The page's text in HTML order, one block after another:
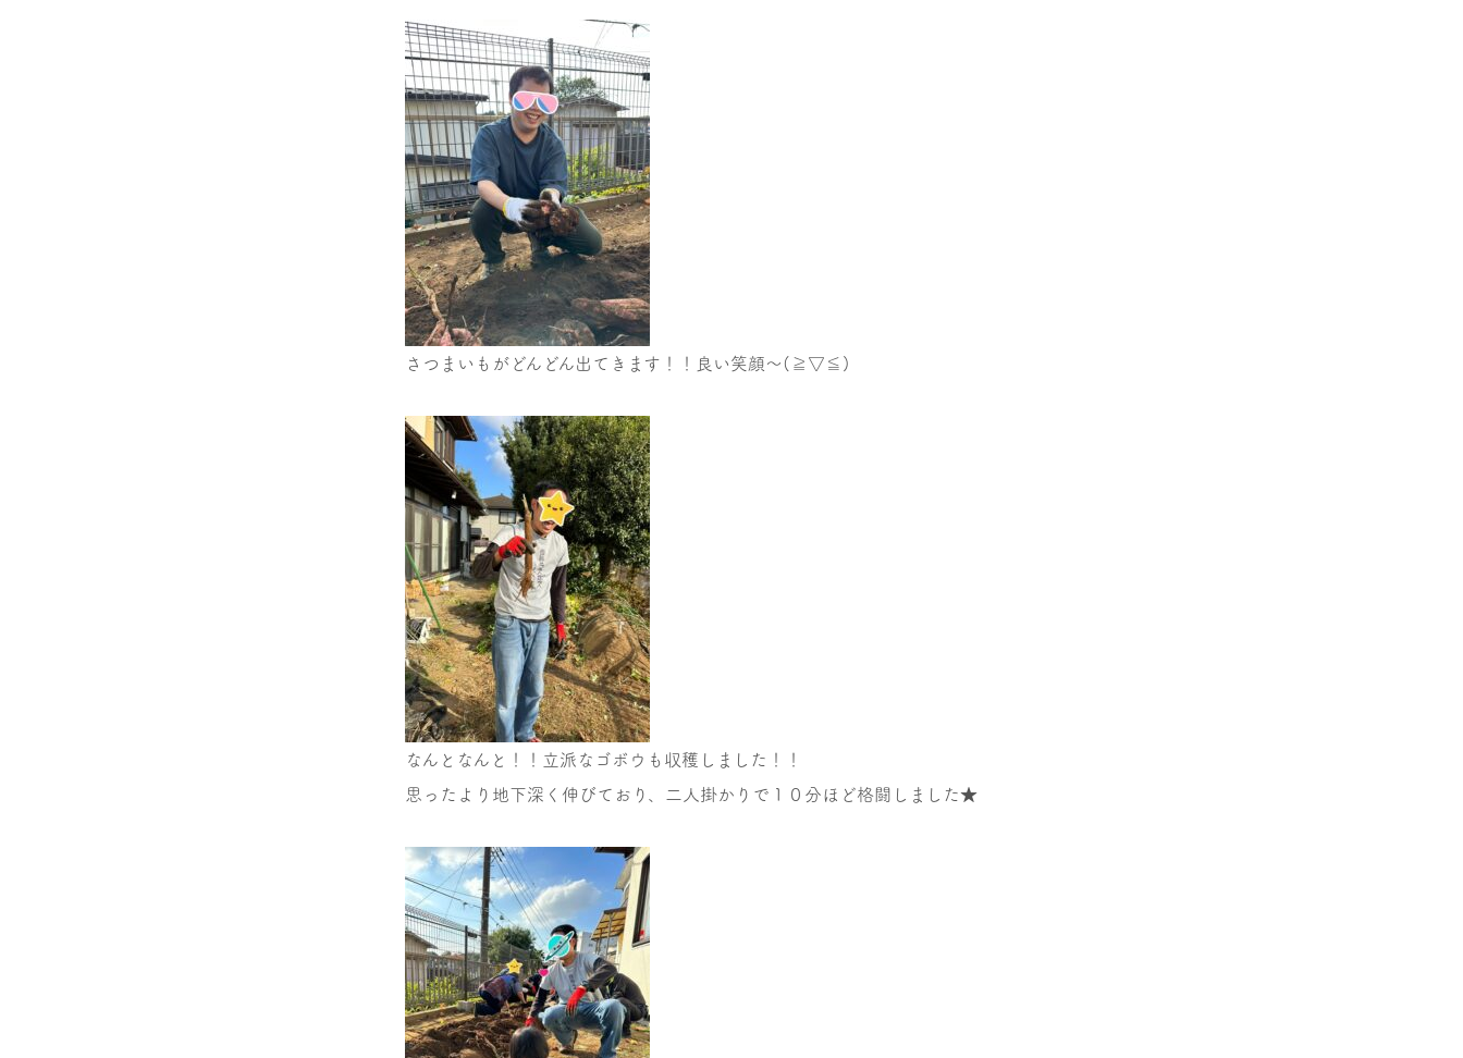
さつまいもがどんどん出てきます！！良い笑顔～(≧▽≦)
なんとなんと！！立派なゴボウも収穫しました！！
思ったより地下深く伸びており、二人掛かりで１０分ほど格闘しました★